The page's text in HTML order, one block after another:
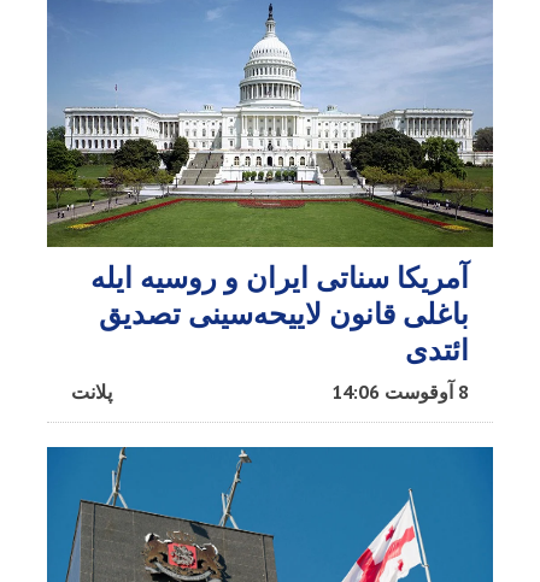
آمریکا سناتی ایران و روسیه ایله
باغلی قانون لاییحه‌سینی تصدیق
ائتدی
پلانت 8 آوقوست 14:06